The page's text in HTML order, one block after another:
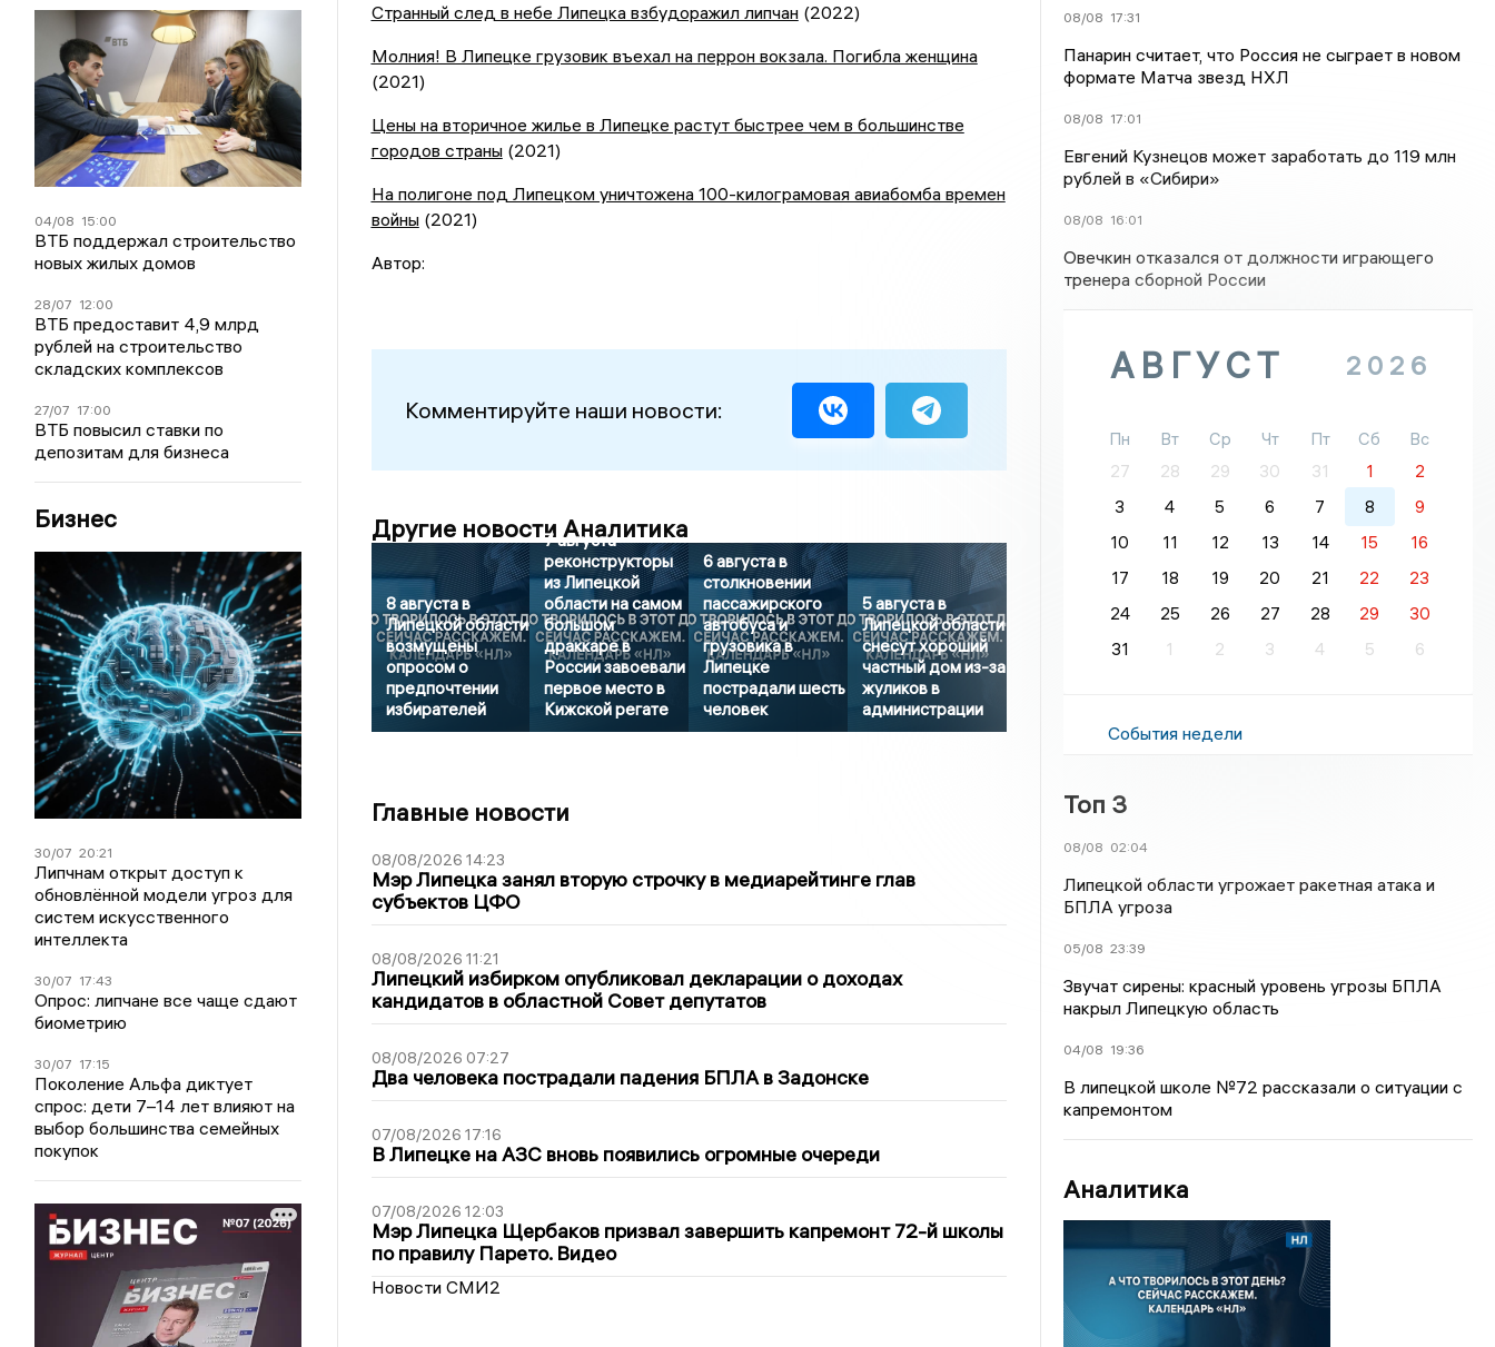
04/08 15:00
ВТБ поддержал строительство
новых жилых домов
28/07 12:00
ВТБ предоставит 4,9 млрд
рублей на строительство
складских комплексов
27/07 17:00
ВТБ повысил ставки по
депозитам для бизнеса
Бизнес
30/07 20:21
Липчнам открыт доступ к
обновлённой модели угроз для
систем искусственного
интеллекта
30/07 17:43
Опрос: липчане все чаще сдают
биометрию
30/07 17:15
Поколение Альфа диктует
спрос: дети 7–14 лет влияют на
выбор большинства семейных
покупок
Странный след в небе Липецка взбудоражил липчан(2022)
Молния! В Липецке грузовик въехал на перрон вокзала. Погибла женщина
(2021)
Цены на вторичное жилье в Липецке растут быстрее чем в большинстве
городов страны(2021)
На полигоне под Липецком уничтожена 100-килограмовая авиабомба времен
войны(2021)
Автор:
Комментируйте наши новости:
Другие новости Аналитика
8 августа в
Липецкой области
возмущены
опросом о
предпочтении
избирателей
7 августа
реконструкторы
из Липецкой
области на самом
большом
драккаре в
России завоевали
первое место в
Кижской регате
6 августа в
столкновении
пассажирского
автобуса и
грузовика в
Липецке
пострадали шесть
человек
5 августа в
Липецкой области
снесут хороший
частный дом из-за
жуликов в
администрации
Главные новости
08/08/2026 14:23
Мэр Липецка занял вторую строчку в медиарейтинге глав
субъектов ЦФО
08/08/2026 11:21
Липецкий избирком опубликовал декларации о доходах
кандидатов в областной Совет депутатов
08/08/2026 07:27
Два человека пострадали падения БПЛА в Задонске
07/08/2026 17:16
В Липецке на АЗС вновь появились огромные очереди
07/08/2026 12:03
Мэр Липецка Щербаков призвал завершить капремонт 72-й школы
по правилу Парето. Видео
Новости СМИ2
08/08 17:31
Панарин считает, что Россия не сыграет в новом
формате Матча звезд НХЛ
08/08 17:01
Евгений Кузнецов может заработать до 119 млн
рублей в «Сибири»
08/08 16:01
Овечкин отказался от должности играющего
тренера сборной России
АВГУСТ 2026
Пн Вт Ср Чт Пт Сб
Вс
27
28 29 30 31 1
2
3
4 5 6 7 8
9
10
11 12 13 14 15
16
17
18 19 20 21 22
23
24
25 26 27 28 29
30
31
1 2 3 4 5 6
События недели
Топ 3
08/08 02:04
Липецкой области угрожает ракетная атака и
БПЛА угроза
05/08 23:39
Звучат сирены: красный уровень угрозы БПЛА
накрыл Липецкую область
04/08 19:36
В липецкой школе №72 рассказали о ситуации с
капремонтом
Аналитика